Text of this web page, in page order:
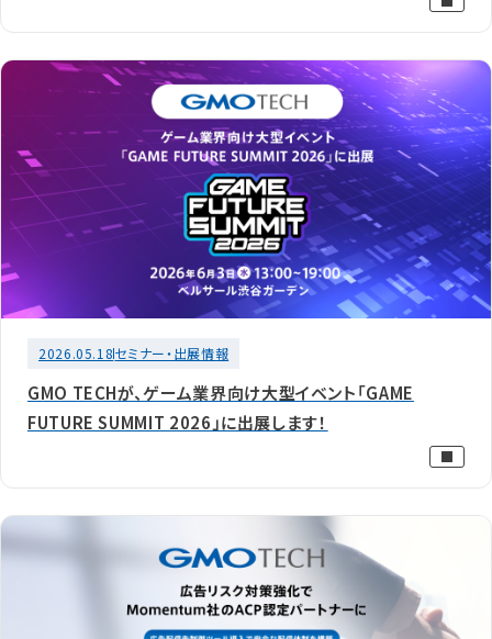
2026.05.18セミナー・出展情報
GMO TECHが、ゲーム業界向け大型イベント「GAME
FUTURE SUMMIT 2026」に出展します！